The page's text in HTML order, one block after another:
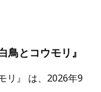
鳥とコウモリ』
リ』 は、2026年9